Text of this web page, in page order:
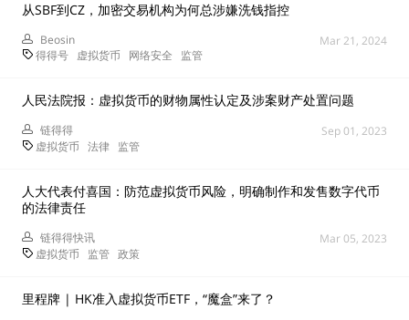
从SBF到CZ，加密交易机构为何总涉嫌洗钱指控
Beosin
Mar 21, 2024
得得号 虚拟货币 网络安全 监管
人民法院报：虚拟货币的财物属性认定及涉案财产处置问题
链得得
Sep 01, 2023
虚拟货币 法律 监管
人大代表付喜国：防范虚拟货币风险，明确制作和发售数字代币
的法律责任
链得得快讯
Mar 05, 2023
虚拟货币
监管 政策
里程牌 | HK准入虚拟货币ETF，“魔盒”来了？